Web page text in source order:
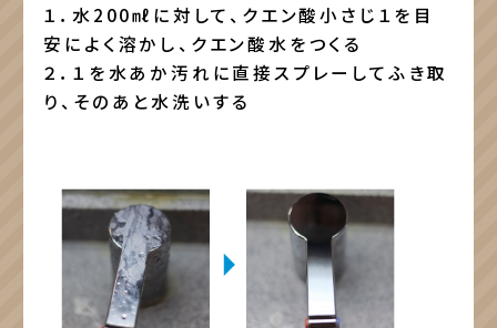
１．水200㎖に対して、クエン酸小さじ１を目
安によく溶かし、クエン酸水をつくる
２．１を水あか汚れに直接スプレーしてふき取
り、そのあと水洗いする